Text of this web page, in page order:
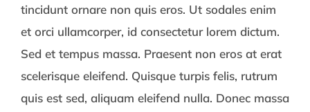
tincidunt ornare non quis eros. Ut sodales enim
et orci ullamcorper, id consectetur lorem dictum.
Sed et tempus massa. Praesent non eros at erat
scelerisque eleifend. Quisque turpis felis, rutrum
quis est sed, aliquam eleifend nulla. Donec massa